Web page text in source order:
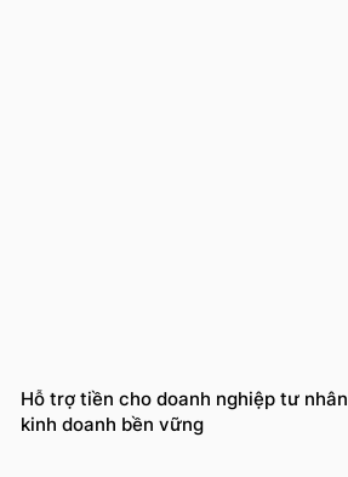
Hỗ trợ tiền cho doanh nghiệp tư nhân
kinh doanh bền vững